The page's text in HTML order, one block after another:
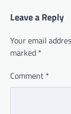
Leave a Reply
Your email
marked *
Comment *